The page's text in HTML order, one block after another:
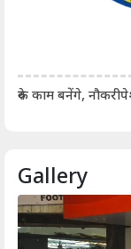
रुके काम बनेंगे,
Gallery